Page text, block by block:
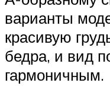
варианты
красивую
бедра, и вид
гармоничным.